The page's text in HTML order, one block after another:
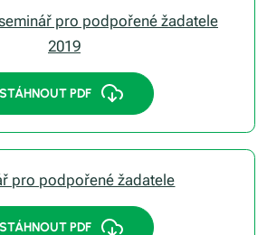
pro podpořené žadatele
2019
STÁHNOUT PDF
pro podpořené žadatele
STÁHNOUT PDF